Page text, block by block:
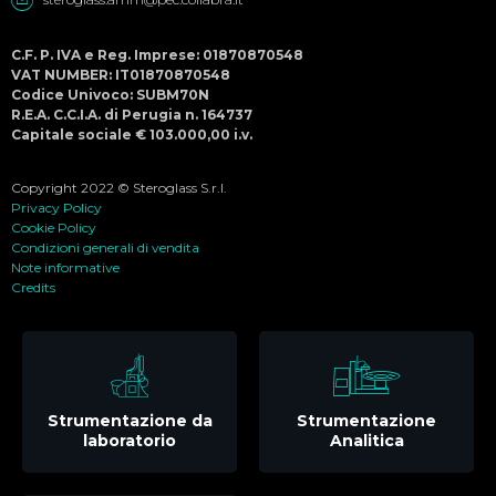
C.F. P. IVA e Reg. Imprese: 01870870548
VAT NUMBER: IT01870870548
Codice Univoco: SUBM70N
R.E.A. C.C.I.A. di Perugia n. 164737
Capitale sociale € 103.000,00 i.v.
Copyright 2022 © Steroglass S.r.l.
Privacy Policy
Cookie Policy
Condizioni generali di vendita
Note informative
Credits
Strumentazione da
laboratorio
Strumentazione
Analitica